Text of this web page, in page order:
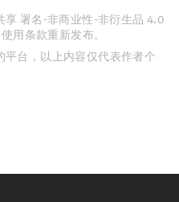
享 署名-非商业性-非衍生品 4.0
用条款重新发布。
台，以上内容仅代表作者个